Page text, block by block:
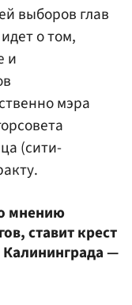
выборов глав
о том,
и
мэра
(сити-
мнению
ставит крест
—